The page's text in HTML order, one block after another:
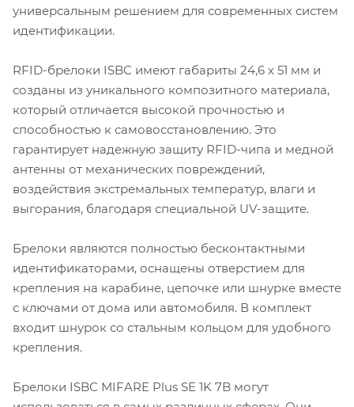
универсальным решением для современных систем
идентификации.
RFID-брелоки ISBC имеют габариты 24,6 х 51 мм и
созданы из уникального композитного материала,
который отличается высокой прочностью и
способностью к самовосстановлению. Это
гарантирует надежную защиту RFID-чипа и медной
антенны от механических повреждений,
воздействия экстремальных температур, влаги и
выгорания, благодаря специальной UV-защите.
Брелоки являются полностью бесконтактными
идентификаторами, оснащены отверстием для
крепления на карабине, цепочке или шнурке вместе
с ключами от дома или автомобиля. В комплект
входит шнурок со стальным кольцом для удобного
крепления.
Брелоки ISBC MIFARE Plus SE 1K 7B могут